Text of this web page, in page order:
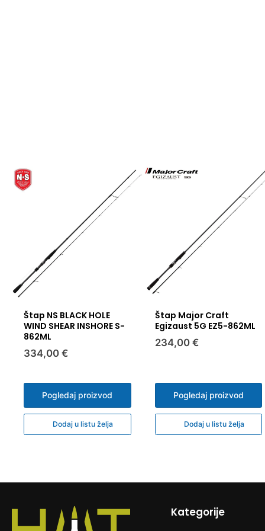
Štap NS BLACK HOLE
WIND SHEAR INSHORE S-
862ML
334,00 €
Pogledaj proizvod
Dodaj u listu želja
Štap Major Craft
Egizaust 5G EZ5-862ML
234,00 €
Pogledaj proizvod
Dodaj u listu želja
Kategorije